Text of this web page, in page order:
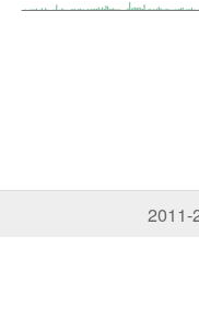
2011-